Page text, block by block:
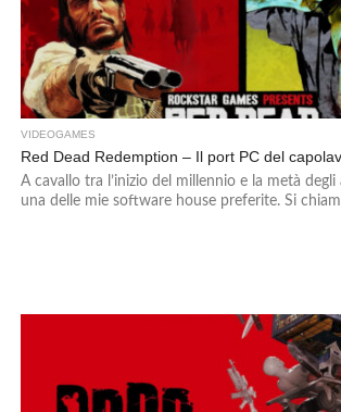
VIDEOGAMES
Red Dead Redemption – Il port PC del
A cavallo tra l’inizio del millennio e la metà degli
una delle mie software house preferite. Si